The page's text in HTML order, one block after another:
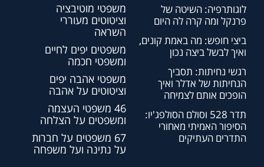
לוגותרפיה: השיטה של
פרנקל ומה קרה לה היום
ביצי חופש: מה באמת קונים,
ואיך לבשל ביצה נכון
רגשי נחיתות: תסביך
הנחיתות של אדלר ואיך
הופכים אותם לצמיחה
תדר 528 וסולם הסולפג'יו:
הסיפור האמיתי מאחורי
התדרים העתיקים
משפטי מוטיבציה
וציטוטים מעוררי
השראה
משפטים יפים לחיים
ומשפטי חכמה
משפטי אהבה יפים
וציטוטים על אהבה
46 משפטי העצמה
ומשפטים על הצלחה
67 משפטים על חברות
על נתינה ועל משפחה